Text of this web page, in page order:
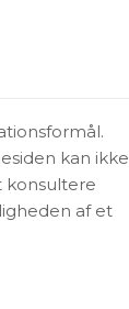
kan ikke
konsultere
af ​​et